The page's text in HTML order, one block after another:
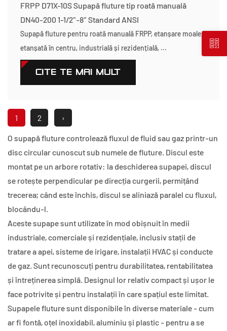
FRPP D71X-10S Supapă fluture tip roată manuală
DN40-200 1-1/2"-8" Standard ANSI
Supapă fluture pentru roată manuală FRPP, etanșare moale,
etanșată în centru, industrială și rezidențială, ...
CITEŞTE MAI MULT
1 2 ›
O supapă fluture controlează fluxul de fluid sau gaz printr-un
disc circular cunoscut sub numele de fluture. Discul este
montat pe un arbore rotativ: la deschiderea supapei, discul
se rotește perpendicular pe direcția curgerii, permițând
trecerea; când este închis, discul se aliniază paralel cu fluxul,
blocându-l.
Aceste supape sunt utilizate în mod obișnuit în medii
industriale, comerciale și rezidențiale, inclusiv stații de
tratare a apei, sisteme de irigare, instalații HVAC și conducte
de gaz. Sunt recunoscuți pentru durabilitatea, rentabilitatea
și întreținerea simplă. Designul lor relativ compact și ușor le
face potrivite și pentru instalații în care spațiul este limitat.
Supapele fluture sunt disponibile în diverse materiale - cum
ar fi fontă, oțel inoxidabil, aluminiu și plastic - pentru a se